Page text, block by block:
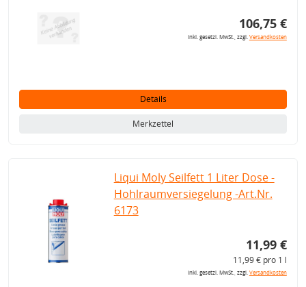
106,75 €
inkl. gesetzl. MwSt., zzgl.Versandkosten
Details
Merkzettel
Liqui Moly Seilfett 1 Liter Dose -
Hohlraumversiegelung -Art.Nr.
6173
11,99 €
11,99 € pro 1 l
inkl. gesetzl. MwSt., zzgl.Versandkosten